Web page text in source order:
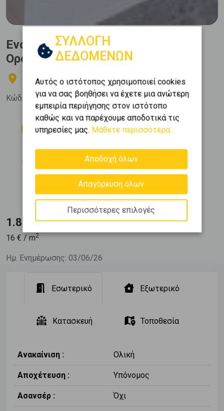
Ενοικίαση, Κατοικία,
Οροφοδιαμέρισμα
Βούλα - Δικηγορικά
Κώδ. Ακινήτου:459367
Δωμάτια
3
Μπάνια
1
Όροφος
0 (Υπερυψ. Ισόγειο)
Εμβαδόν
Κατασκευή
1975
1.850 €
16 € / m2
Ημ. Ενημέρωσης: 03/06/26
Εσωτερικό Εξωτερικό
Κατασκευή Τοποθεσία
Ανακαίνιση : Ολική
Αποχέτευση : Υπόνομος
Ασανσέρ : Όχι
ΣΥΛΛΟΓΗ
ΔΕΔΟΜΕΝΩΝ
Αυτός ο ιστότοπος χρησιμοποιεί cookies
για να σας βοηθήσει να έχετε μια ανώτερη
εμπειρία περιήγησης στον ιστότοπο
καθώς και να παρέχουμε αποδοτικά τις
υπηρεσίες μας. Μάθετε περισσότερα...
Αποδοχή όλων
Απαγόρευση όλων
Περισσότερες επιλογές